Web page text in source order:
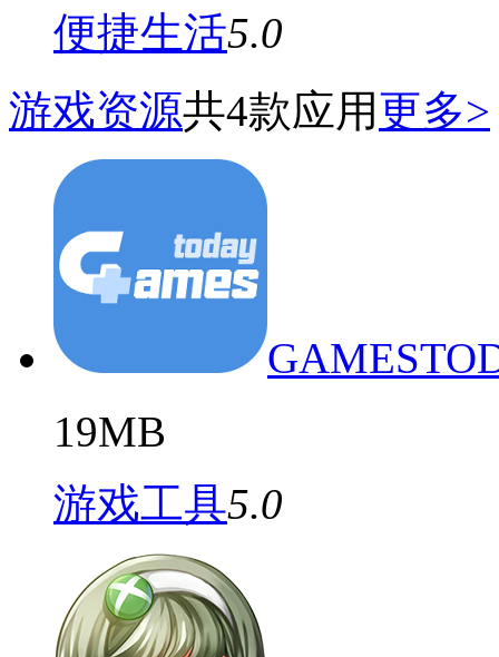
便捷生活5.0
游戏资源共4款应用更多>
19MB
游戏工具5.0